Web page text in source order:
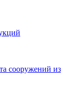
сооружений из